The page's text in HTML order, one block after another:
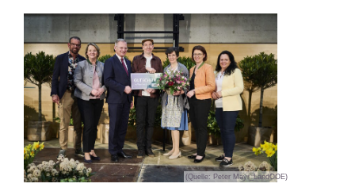
(Quelle: Peter Mayr_LandOOE)